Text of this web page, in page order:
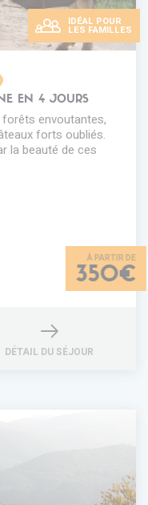
IDÉAL POUR
LES FAMILLES
EN 4 JOURS
envoutantes,
forts oubliés.
la beauté de ces
350€
DÉTAIL DU SÉJOUR